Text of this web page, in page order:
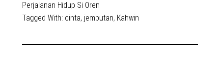
Perjalanan Hidup Si Oren
Tagged With: cinta, jemputan, Kahwin